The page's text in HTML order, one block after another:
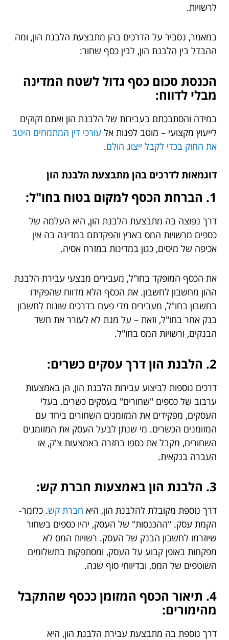
לרשויות.
במאמר, נסביר על הדרכים בהן מתבצעת הלבנת הון, ומה
ההבדל בין הלבנת הון, לבין כסף שחור:
הכנסת סכום כסף גדול לשטח המדינה
מבלי לדווח:
במידה והסתבכתם בעבירות של הלבנת הון ואתם זקוקים
לייעוץ מקצועי – מוטב לפנות אל עורכי דין המתמחים היטב
את החוק בכדי לקבל ייצוג הולם.
דוגמאות לדרכים בהן מתבצעת הלבנת הון
1. הברחת הכסף למקום בטוח בחו"ל:
דרך נפוצה בה מתבצעת הלבנת הון, היא העלמה של
כספים מרשויות המס בארץ והפקדתם במדינה בה אין
אכיפה של מיסים, כגון במדינות במזרח אסיה.
את הכסף המופקד בחו"ל, מעבירים מבצעי עבירת הלבנת
ההון מחשבון לחשבון. את הכסף הלא מדווח שהפקידו
בחשבון בחו"ל, מעבירים מדי פעם בדרכים שונות לחשבון
בנק אחר בחו"ל, וזאת – על מנת לא לעורר את חשד
הבנקים, ורשויות המס בחו"ל.
2. הלבנת הון דרך עסקים כשרים:
דרכים נוספות לביצוע עבירות הלבנת הון, הן באמצעות
ערבוב של כספים "שחורים" בעסקים כשרים. בעלי
העסקים, מפקידים את המזומנים השחורים ביחד עם
המזומנים הכשרים. מי שנתן לבעל העסק את המזומנים
השחורים, מקבל את כספו בחזרה באמצעות צ'ק, או
העברה בנקאית.
3. הלבנת הון באמצעות חברת קש:
דרך נוספת מקובלת להלבנת הון, היא חברת קש. כלומר-
הקמת עסק. "ההכנסות" של העסק, יהיו כספים בשחור
שיוזרמו לחשבון הבנק של העסק. רשויות המס לא
מפקחות באופן קבוע על העסק, ומסתפקות בתשלומים
השוטפים של המס, ובדיווחי סוף שנה.
4. תיאור הכסף המזומן ככסף שהתקבל
מהימורים:
דרך נוספת בה מתבצעת עבירת הלבנת הון, היא